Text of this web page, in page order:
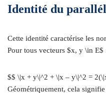
Identité du
Cette identité caractérise les
Pour tous vecteurs $x, y \in E$
$$ \|x + y\|^2 + \|x – y\|^2 =
Géométriquement, cela